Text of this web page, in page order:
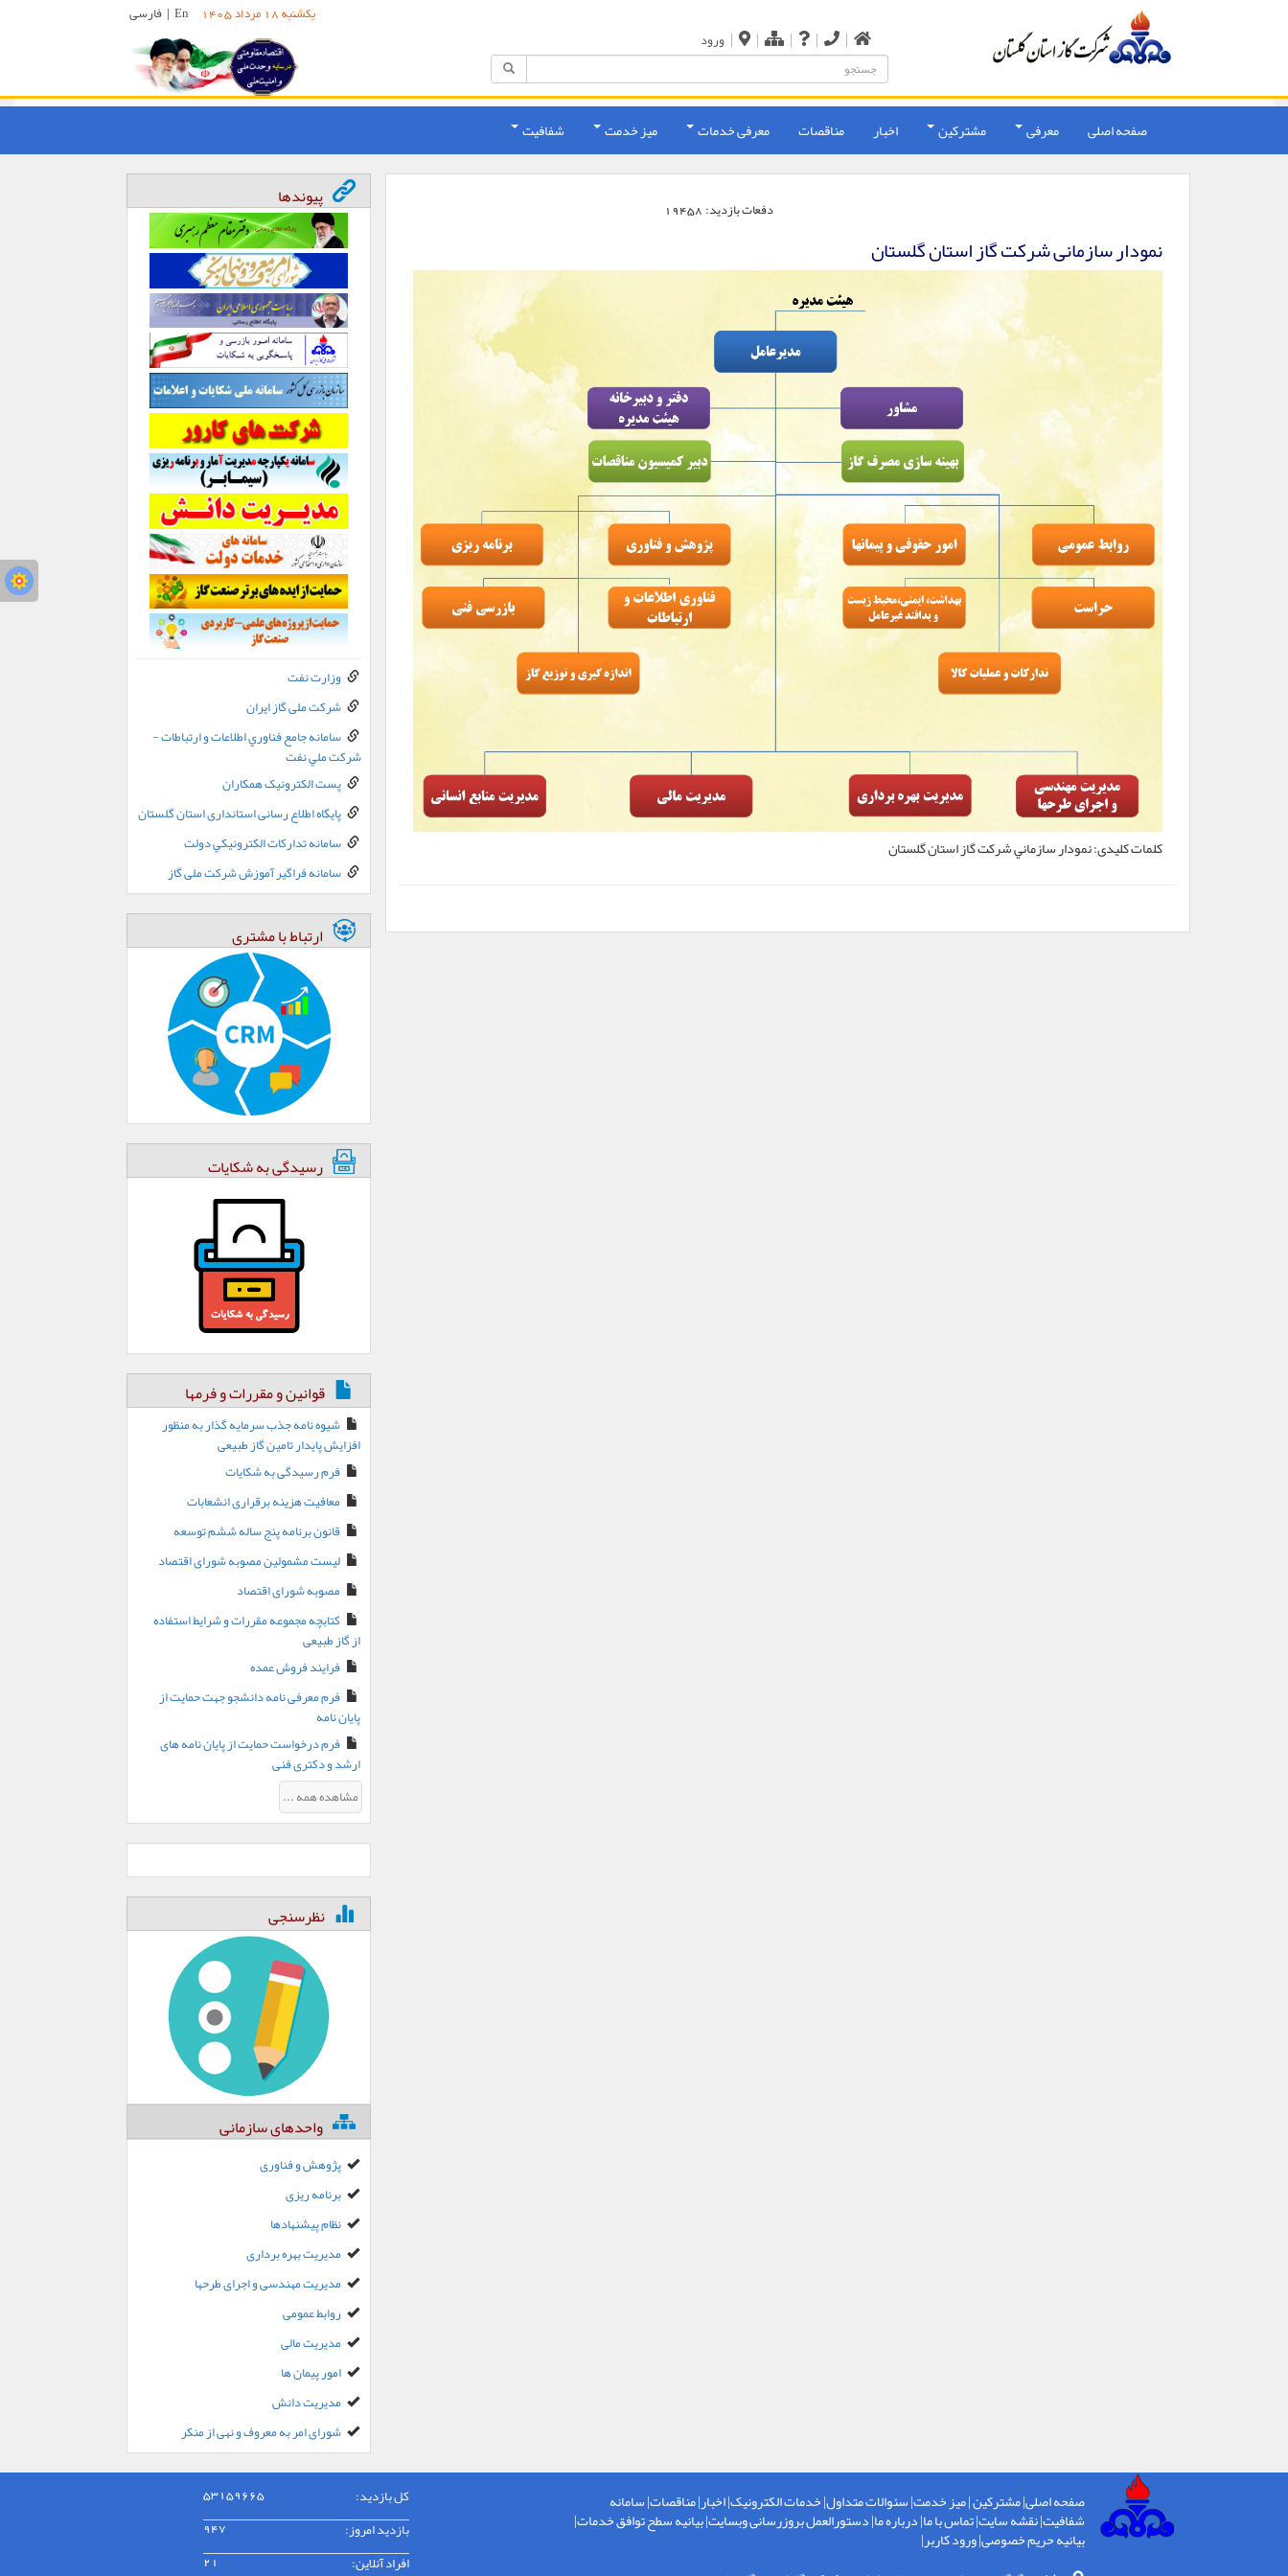
|
|
|
|
| ورود
یکشنبه 18 مرداد 1405 En
| فارسی
صفحه اصلی معرفی مشترکین اخبار مناقصات معرفی خدمات میز خدمت شفافیت
دفعات بازدید: 19458
نمودار سازمانی شرکت گاز استان گلستان
کلمات کلیدی:نمودار سازماني شرکت گاز استان گلستان
پیوندها
وزارت نفت
شرکت ملی گاز ایران
سامانه جامع فناوري اطلاعات و ارتباطات -
شرکت ملي نفت
پست الکترونيک همکاران
پایگاه اطلاع رسانی استانداری استان گلستان
سامانه تدارکات الکترونيکي دولت
سامانه فراگیر آموزش شرکت ملی گاز
ارتباط با مشتری
رسیدگی به شکایات
قوانین و مقررات و فرمها
شیوه نامه جذب سرمایه گذار به منظور
افزایش پایدار تامین گاز طبیعی
فرم رسیدگی به شکایات
معافیت هزینه برقراری انشعابات
قانون برنامه پنج ساله ششم توسعه
لیست مشمولین مصوبه شورای اقتصاد
مصوبه شورای اقتصاد
کتابچه مجموعه مقررات و شرایط استفاده
از گاز طبیعی
فرایند فروش عمده
فرم معرفی نامه دانشجو جهت حمایت از
پایان نامه
فرم درخواست حمایت از پایان نامه های
ارشد و دکتری فنی
مشاهده همه ...
واحدهای سازمانی
پژوهش و فناوری
برنامه ریزی
نظام پیشنهادها
مدیریت بهره برداری
مدیریت مهندسی و اجرای طرحها
روابط عمومی
مدیریت مالی
امور پیمان ها
مدیریت دانش
شورای امر به معروف و نهی از منکر
نظرسنجی
صفحه اصلی|مشترکین|میز خدمت|سئوالات متداول|خدمات الکترونیک|اخبار|مناقصات|سامانه
شفافیت|نقشه سایت|تماس با ما|درباره ما|دستورالعمل بروزرسانی وبسایت|بیانیه سطح توافق خدمات|
بیانیه حریم خصوصی|ورود کاربر|
کل بازدید: 53159665
بازدید امروز: 947
افراد آنلاین: 21